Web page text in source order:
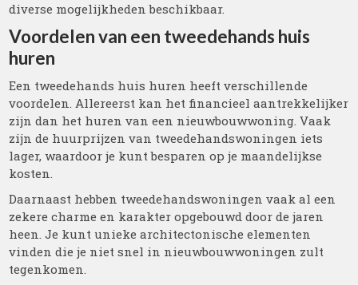
diverse mogelijkheden beschikbaar.
Voordelen van een tweedehands huis
huren
Een tweedehands huis huren heeft verschillende
voordelen. Allereerst kan het financieel aantrekkelijker
zijn dan het huren van een nieuwbouwwoning. Vaak
zijn de huurprijzen van tweedehandswoningen iets
lager, waardoor je kunt besparen op je maandelijkse
kosten.
Daarnaast hebben tweedehandswoningen vaak al een
zekere charme en karakter opgebouwd door de jaren
heen. Je kunt unieke architectonische elementen
vinden die je niet snel in nieuwbouwwoningen zult
tegenkomen.